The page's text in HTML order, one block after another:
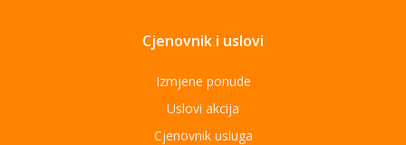
Cjenovnik i uslovi
Izmjene ponude
Uslovi akcija
Cjenovnik usluga